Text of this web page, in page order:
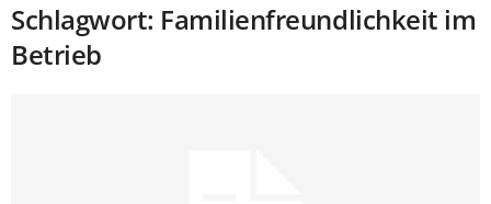
Schlagwort: Familienfreundlichkeit im
Betrieb